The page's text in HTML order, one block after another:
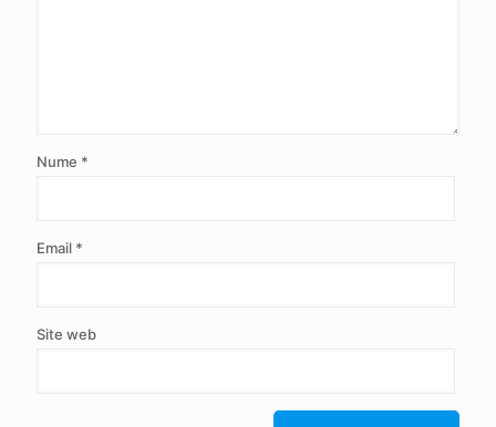
Nume *
Email *
Site web